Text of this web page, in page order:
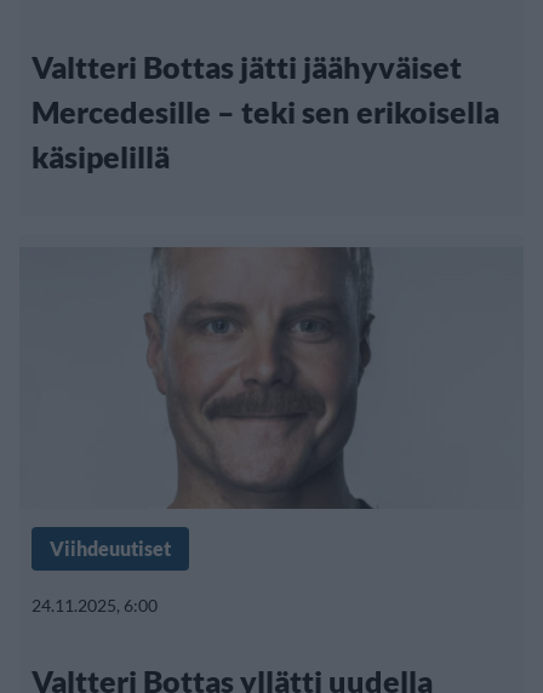
Valtteri Bottas jätti jäähyväiset
Mercedesille – teki sen erikoisella
käsipelillä
Viihdeuutiset
24.11.2025, 6:00
Valtteri Bottas yllätti uudella